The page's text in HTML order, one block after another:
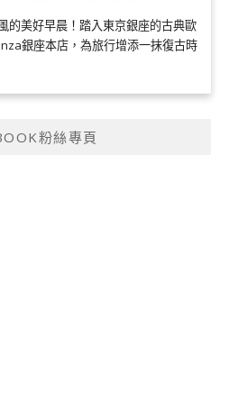
的美好早晨！踏入東京銀座的古典歐
銀座本店，為旅行增添一抹復古時
粉絲專頁